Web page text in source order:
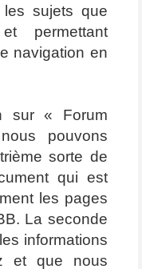
sujets que
permettant
navigation en
sur « Forum
pouvons
sorte de
qui est
les pages
La seconde
informations
et que nous